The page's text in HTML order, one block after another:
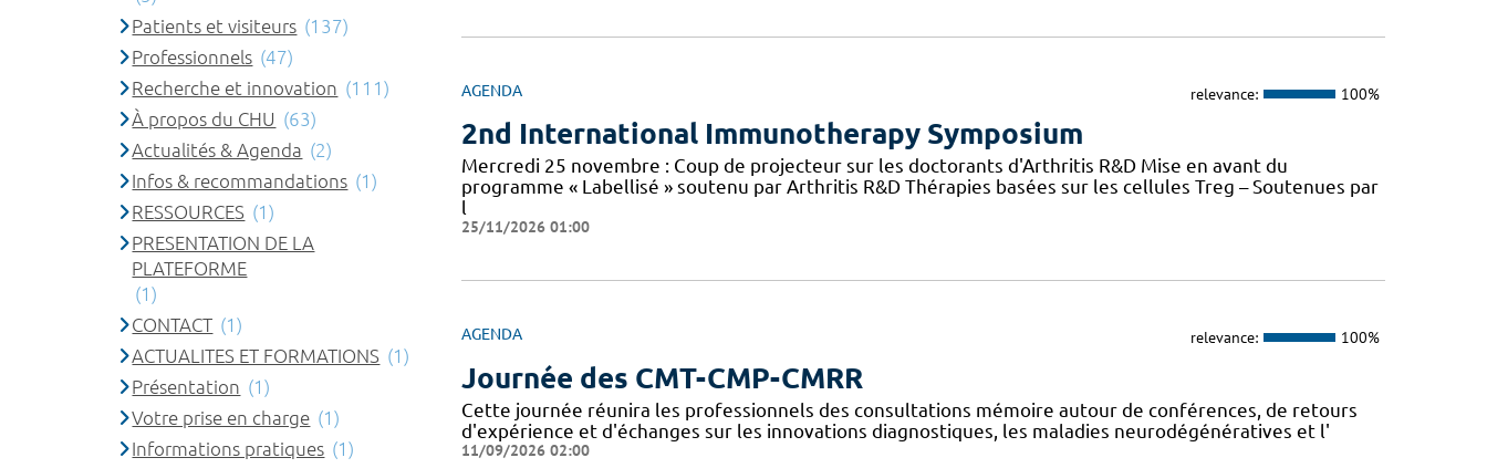
AGENDA relevance: 100%
2nd International Immunotherapy Symposium
Mercredi 25 novembre : Coup de projecteur sur les doctorants d'Arthritis R&D Mise en avant du
programme « Labellisé » soutenu par Arthritis R&D Thérapies basées sur les cellules Treg – Soutenues par
l
25/11/2026 01:00
AGENDA relevance: 100%
Journée des CMT-CMP-CMRR
Cette journée réunira les professionnels des consultations mémoire autour de conférences, de retours
d'expérience et d'échanges sur les innovations diagnostiques, les maladies neurodégénératives et l'
11/09/2026 02:00
Patients et visiteurs (137)
Professionnels (47)
Recherche et innovation (111)
À propos du CHU (63)
Actualités & Agenda (2)
Infos & recommandations (1)
RESSOURCES (1)
PRESENTATION DE LA
PLATEFORME
(1)
CONTACT (1)
ACTUALITES ET FORMATIONS (1)
Présentation (1)
Votre prise en charge (1)
Informations pratiques (1)